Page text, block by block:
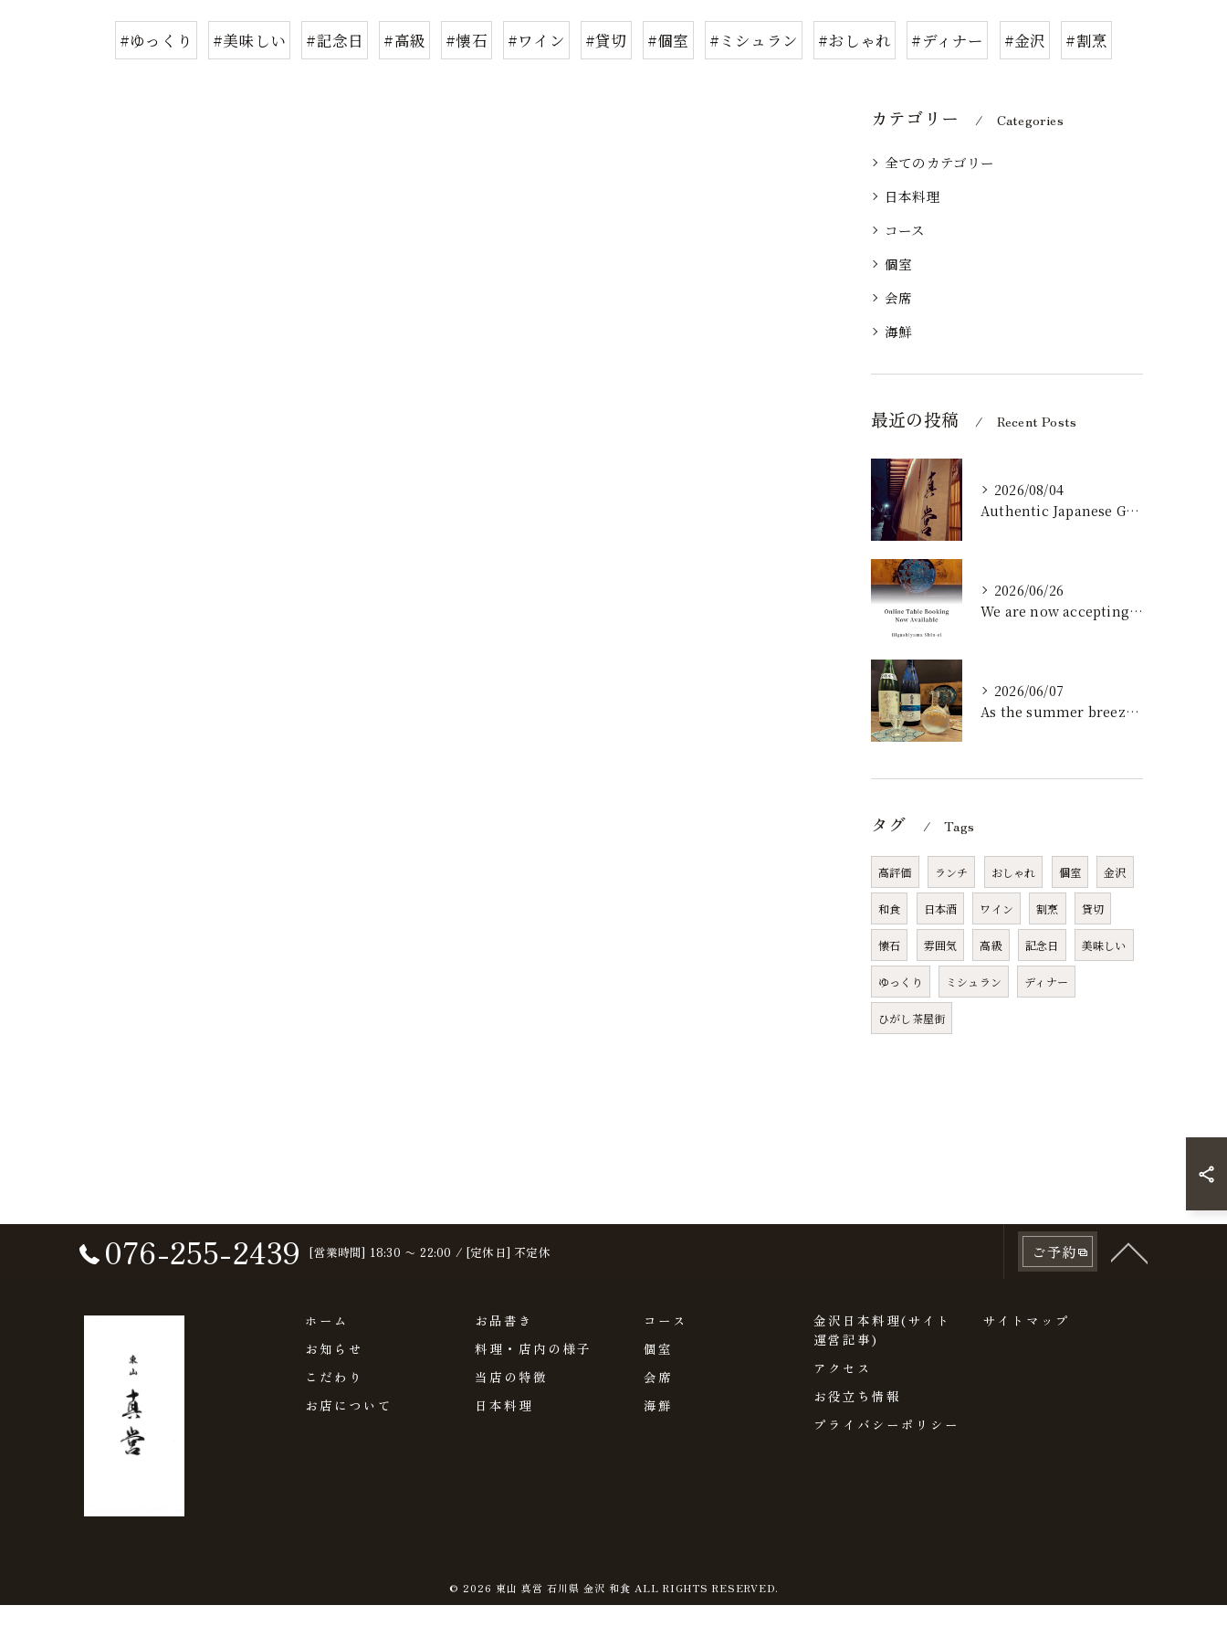
#ゆっくり #美味しい #記念日 #高級 #懐石 #ワイン #貸切 #個室 #ミシュラン #おしゃれ #ディナー #金沢 #割烹
カテゴリー Categories
全てのカテゴリー
日本料理
コース
個室
会席
海鮮
最近の投稿 Recent Posts
2026/08/04
Authentic Japanese Gastronomy ...
2026/06/26
We are now accepting online re...
2026/06/07
​As the summer breeze settles ...
タグ Tags
高評価 ランチ おしゃれ 個室 金沢
和食 日本酒 ワイン 割烹 貸切
懐石 雰囲気 高級 記念日 美味しい
ゆっくり ミシュラン ディナー
ひがし茶屋街
076-255-2439 [営業時間] 18:30 〜 22:00 / [定休日] 不定休 ご予約
ホーム
お知らせ
こだわり
お店について
お品書き
料理・店内の様子
当店の特徴
日本料理
コース
個室
会席
海鮮
金沢日本料理(サイト
運営記事)
アクセス
お役立ち情報
プライバシーポリシー
サイトマップ
© 2026 東山 真営 石川県 金沢 和食 ALL RIGHTS RESERVED.